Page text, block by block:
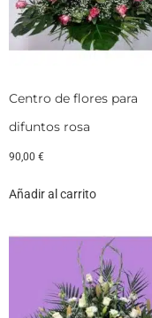
Centro de flores para
difuntos rosa
90,00 €
Añadir al carrito